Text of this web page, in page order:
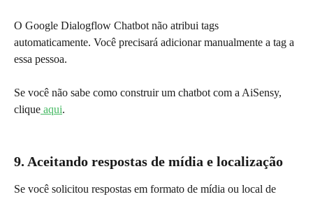
O Google Dialogflow Chatbot não atribui tags
automaticamente. Você precisará adicionar manualmente a tag a
essa pessoa.
Se você não sabe como construir um chatbot com a AiSensy,
clique aqui.
9. Aceitando respostas de mídia e localização
Se você solicitou respostas em formato de mídia ou local de